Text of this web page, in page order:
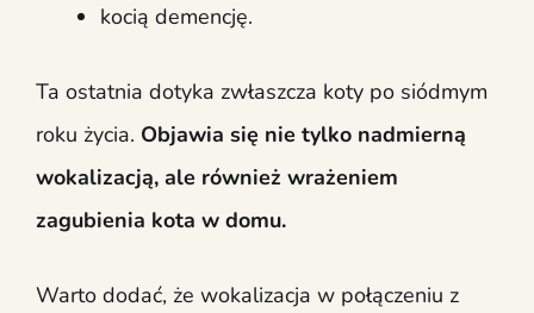
kocią demencję.
Ta ostatnia dotyka zwłaszcza koty po siódmym
roku życia. Objawia się nie tylko nadmierną
wokalizacją, ale również wrażeniem
zagubienia kota w domu.
Warto dodać, że wokalizacja w połączeniu z